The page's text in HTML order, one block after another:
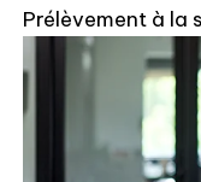
Prélèvement à la